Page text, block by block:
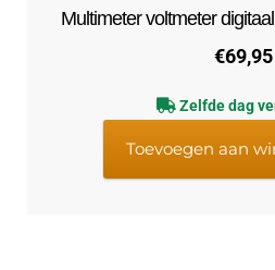
Multimeter voltmeter
€69,95
Zelfde dag
Toevoegen aan